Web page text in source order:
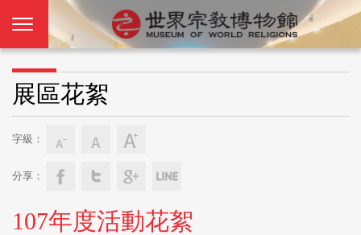
展區花絮
字級：
分享：
107年度活動花絮